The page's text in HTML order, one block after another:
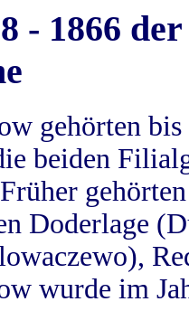
- 1866
gehörten
beiden
Doderlage
wurde im